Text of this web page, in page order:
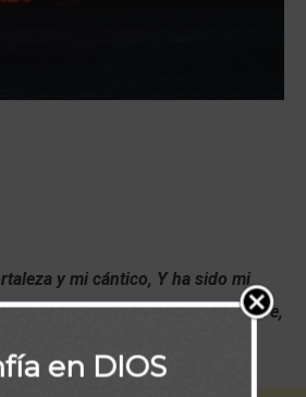
y mi cántico, Y ha sido mi
y lo alabaré; Dios de mi padre,
en DIOS